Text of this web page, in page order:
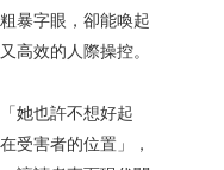
暴字眼，卻能喚起
高效的人際操控。
她也許不想好起
受害者的位置」，